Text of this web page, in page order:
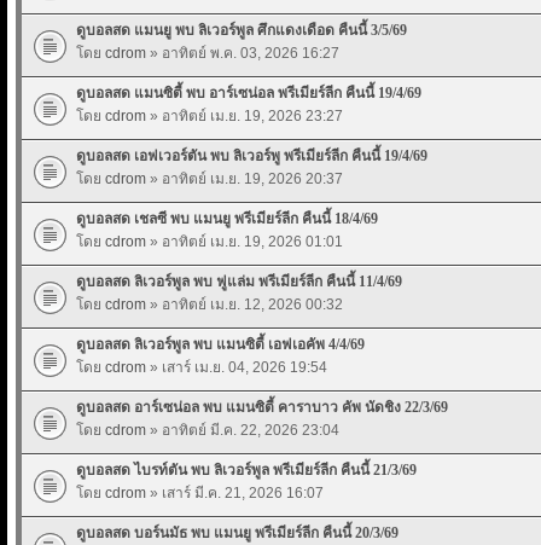
ดูบอลสด แมนยู พบ ลิเวอร์พูล ศึกแดงเดือด คืนนี้ 3/5/69
โดย cdrom » อาทิตย์ พ.ค. 03, 2026 16:27
ดูบอลสด แมนซิตี้ พบ อาร์เซน่อล พรีเมียร์ลีก คืนนี้ 19/4/69
โดย cdrom » อาทิตย์ เม.ย. 19, 2026 23:27
ดูบอลสด เอฟเวอร์ตัน พบ ลิเวอร์พู พรีเมียร์ลีก คืนนี้ 19/4/69
โดย cdrom » อาทิตย์ เม.ย. 19, 2026 20:37
ดูบอลสด เชลซี พบ แมนยู พรีเมียร์ลีก คืนนี้ 18/4/69
โดย cdrom » อาทิตย์ เม.ย. 19, 2026 01:01
ดูบอลสด ลิเวอร์พูล พบ ฟูแล่ม พรีเมียร์ลีก คืนนี้ 11/4/69
โดย cdrom » อาทิตย์ เม.ย. 12, 2026 00:32
ดูบอลสด ลิเวอร์พูล พบ แมนซิตี้ เอฟเอคัพ 4/4/69
โดย cdrom » เสาร์ เม.ย. 04, 2026 19:54
ดูบอลสด อาร์เซน่อล พบ แมนซิตี้ คาราบาว คัพ นัดชิง 22/3/69
โดย cdrom » อาทิตย์ มี.ค. 22, 2026 23:04
ดูบอลสด ไบรท์ตัน พบ ลิเวอร์พูล พรีเมียร์ลีก คืนนี้ 21/3/69
โดย cdrom » เสาร์ มี.ค. 21, 2026 16:07
ดูบอลสด บอร์นมัธ พบ แมนยู พรีเมียร์ลีก คืนนี้ 20/3/69